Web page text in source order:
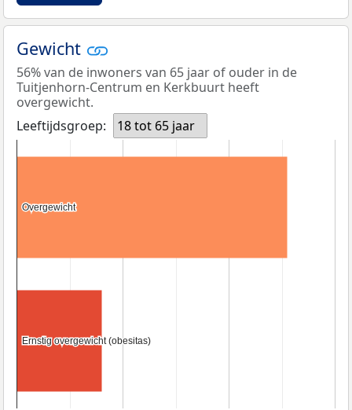
Gewicht
56% van de inwoners van 65 jaar of ouder in de
Tuitjenhorn-Centrum en Kerkbuurt heeft
overgewicht.
Leeftijdsgroep:
18 tot 65 jaar
Overgewicht
Overgewicht
Ernstig overgewicht (obesitas)
Ernstig overgewicht (obesitas)